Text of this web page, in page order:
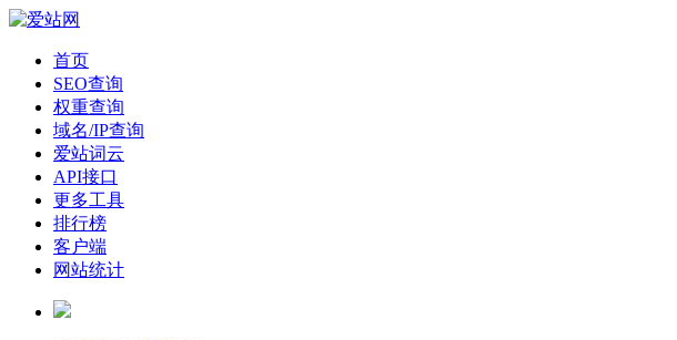
首页
SEO查询
权重查询
域名/IP查询
爱站词云
API接口
更多工具
排行榜
客户端
网站统计